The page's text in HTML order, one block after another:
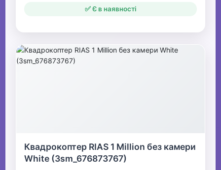
✅ Є в наявності
Квадрокоптер RIAS 1 Million без камери
White (3sm_676873767)